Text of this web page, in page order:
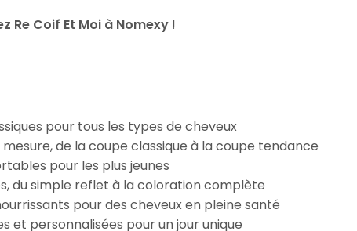
Re Coif Et Moi à Nomexy !
pour tous les types de cheveux
de la coupe classique à la coupe tendance
pour les plus jeunes
du simple reflet à la coloration complète
pour des cheveux en pleine santé
et personnalisées pour un jour unique